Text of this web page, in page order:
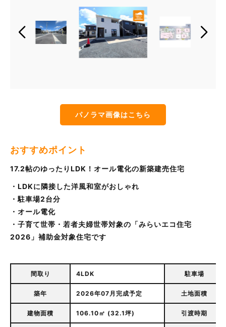
パノラマ画像はこちら
おすすめポイント
17.2帖のゆったりLDK！オール電化の新築建売住宅
・LDKに隣接した洋風和室がおしゃれ
・駐車場2台分
・オール電化
・子育て世帯・若者夫婦世帯対象の「みらいエコ住宅
2026」補助金対象住宅です
間取り 4LDK 駐車場
築年 2026年07月完成予定 土地面積
建物面積 106.10㎡ (32.1坪) 引渡時期